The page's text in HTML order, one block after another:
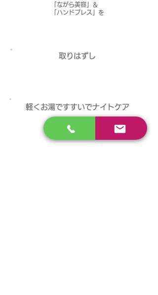
「ながら美容」＆
「ハンドプレス」を
取りはずし
軽くお湯ですすいでナイトケア
乾燥、ハリ、ツヤ、潤い、キメ、